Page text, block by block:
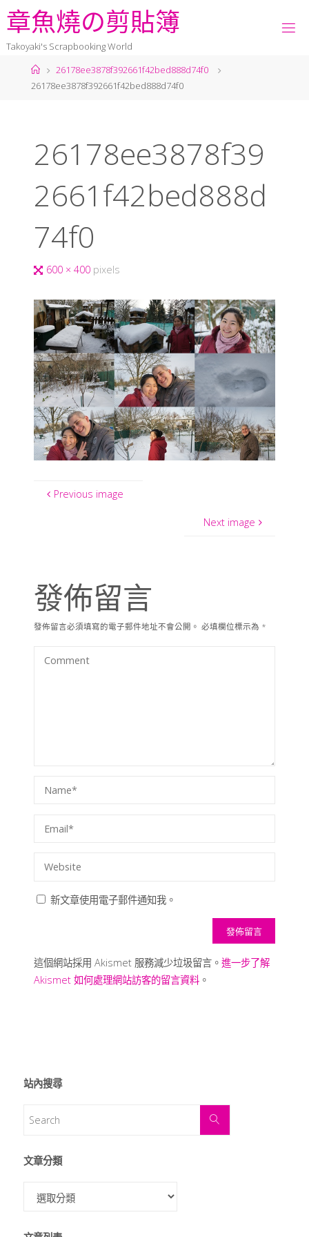
章魚燒の剪貼簿
Takoyaki's Scrapbooking World
26178ee3878f392661f42bed888d74f0
26178ee3878f392661f42bed888d74f0
26178ee3878f39
2661f42bed888d
74f0
600 × 400 pixels
Previous image
Next image
發佈留言
發佈留言必須填寫的電子郵件地址不會公開。 必填欄位標示為 *
新文章使用電子郵件通知我。
這個網站採用 Akismet 服務減少垃圾留言。 進一步了解
Akismet 如何處理網站訪客的留言資料。
站內搜尋
文章分類